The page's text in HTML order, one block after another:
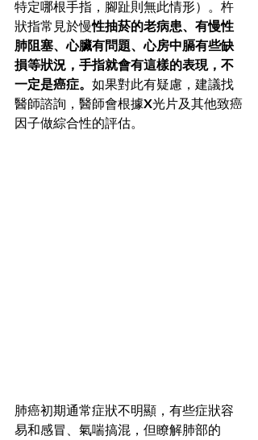
特定哪根手指，腳趾則無此情形）。杵
狀指常見於慢性抽菸的老病患、有慢性
肺阻塞、心臟有問題、心房中膈有些缺
損等狀況，手指就會有這樣的表現，不
一定是癌症。 如果對此有疑慮，建議找
醫師諮詢，醫師會根據X光片及其他致癌
因子做綜合性的評估。
肺癌初期通常症狀不明顯，有些症狀容
易和感冒、氣喘搞混，但瞭解肺部的